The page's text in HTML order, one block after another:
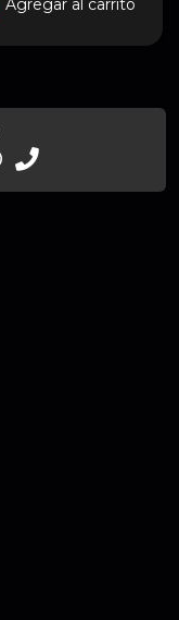
Agregar al carrito